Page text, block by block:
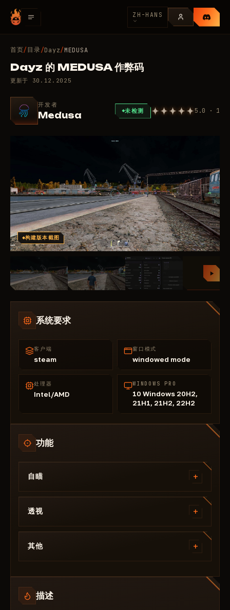
ZH-HANS
首页/目录/Dayz/MEDUSA
Dayz 的 MEDUSA 作弊码
更新于 30.12.2025
开发者
Medusa 未检测 5.0 · 1
构建版本截图
系统要求
客户端
steam
窗口模式
windowed mode
处理器
Intel/AMD
WINDOWS PRO
10 Windows 20H2,
21H1, 21H2, 22H2
功能
自瞄 +
启用
半径
最大距离
身体部位
目标线
线条颜色
透视 +
玩家
启用
好友
头顶圆点
其他 +
夜视
描述